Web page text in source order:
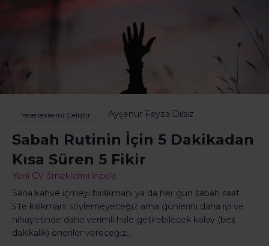
Yeteneklerini Geliştir Ayşenur Feyza Dilsiz
Sabah Rutinin İçin 5 Dakikadan
Kısa Süren 5 Fikir
Yeni CV örneklerini incele
Sana kahve içmeyi bırakmanı ya da her gün sabah saat
5'te kalkmanı söylemeyeceğiz ama günlerini daha iyi ve
nihayetinde daha verimli hale getirebilecek kolay (beş
dakikalık) öneriler vereceğiz.,